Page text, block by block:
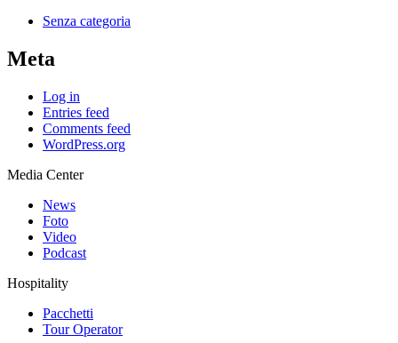
Senza categoria
Meta
Log in
Entries feed
Comments feed
WordPress.org
Media Center
News
Foto
Video
Podcast
Hospitality
Pacchetti
Tour Operator